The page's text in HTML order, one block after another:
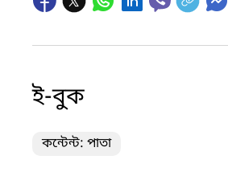
ই-বুক
কন্টেন্ট: পাতা